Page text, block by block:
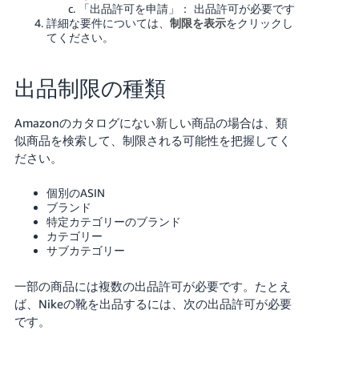
「出品許可を申請」： 出品許可が必要です
詳細な要件については、 制限を表示をクリックし
てください。
出品制限の種類
Amazonのカタログにない新しい商品の場合は、類
似商品を検索して、制限される可能性を把握してく
ださい。
個別のASIN
ブランド
特定カテゴリーのブランド
カテゴリー
サブカテゴリー
一部の商品には複数の出品許可が必要です。たとえ
ば、Nikeの靴を出品するには、次の出品許可が必要
です。